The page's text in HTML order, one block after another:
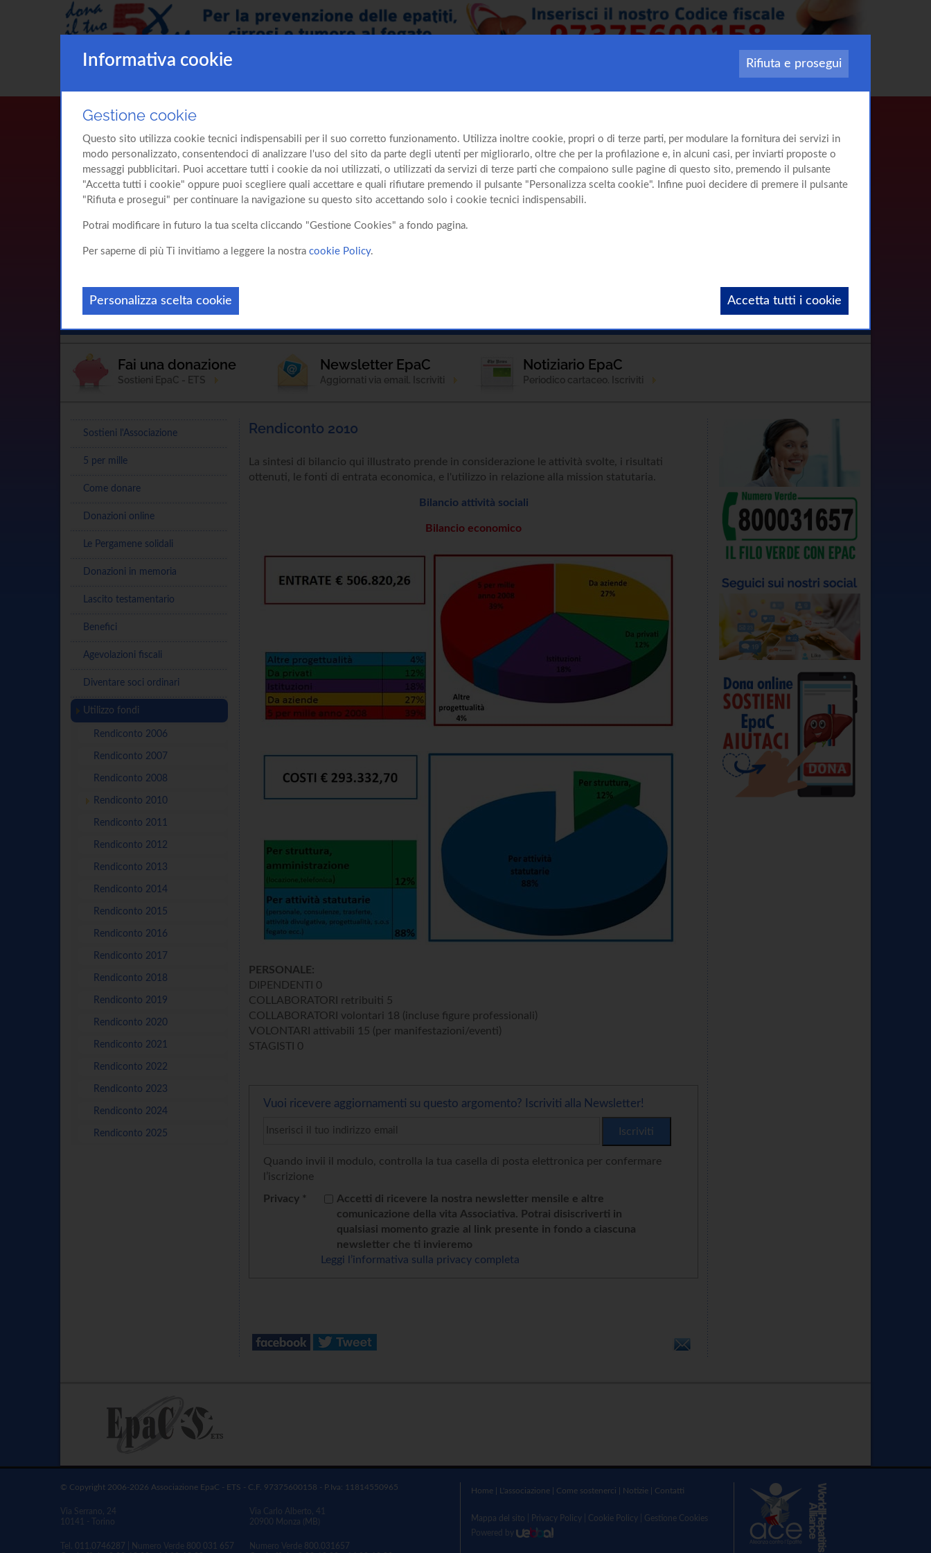
Fai una donazione
Sostieni EpaC - ETS
Newsletter EpaC
Aggiornati via email. Iscriviti
Notiziario EpaC
Periodico cartaceo. Iscriviti
Sostieni l'Associazione
5 per mille
Come donare
Donazioni online
Le Pergamene solidali
Donazioni in memoria
Lascito testamentario
Benefici
Agevolazioni fiscali
Diventare soci ordinari
Utilizzo fondi
Rendiconto 2006
Rendiconto 2007
Rendiconto 2008
Rendiconto 2010
Rendiconto 2011
Rendiconto 2012
Rendiconto 2013
Rendiconto 2014
Rendiconto 2015
Rendiconto 2016
Rendiconto 2017
Rendiconto 2018
Rendiconto 2019
Rendiconto 2020
Rendiconto 2021
Rendiconto 2022
Rendiconto 2023
Rendiconto 2024
Rendiconto 2025
Rendiconto 2010
La sintesi di bilancio qui illustrato prende in considerazione le attività svolte, i risultati
ottenuti, le fonti di entrata economica, e l'utilizzo in relazione alla mission statutaria.
Bilancio attività sociali
Bilancio economico
PERSONALE:
DIPENDENTI 0
COLLABORATORI retribuiti 5
COLLABORATORI volontari 18 (incluse figure professionali)
VOLONTARI attivabili 15 (per manifestazioni/eventi)
STAGISTI 0
Vuoi ricevere aggiornamenti su questo argomento? Iscriviti alla Newsletter!
Quando invii il modulo, controlla la tua casella di posta elettronica per confermare
l’iscrizione
Privacy *
Accetti di ricevere la nostra newsletter mensile e altre
comunicazione della vita Associativa. Potrai disiscriverti in
qualsiasi momento grazie al link presente in fondo a ciascuna
newsletter che ti invieremo
Leggi l’informativa sulla privacy completa
© Copyright 2006-2026 Associazione EpaC - ETS - C.F. 97375600158 - P.Iva: 11814550965
Via Serrano, 24
10141 - Torino
Tel. 011.0746287 | Numero Verde 800 031 657
Via Carlo Alberto, 41
20900 Monza (MB)
Numero Verde 800.031657
Home| L'associazione| Come sostenerci Notizie| Contatti
Mappa del sito Privacy Policy| Cookie Policy|
Gestione Cookies
Powered by
Informativa cookie Rifiuta e prosegui
Gestione cookie
Questo sito utilizza cookie tecnici indispensabili per il suo corretto funzionamento. Utilizza inoltre cookie, propri o di terze parti, per modulare la fornitura dei servizi in
modo personalizzato, consentendoci di analizzare l'uso del sito da parte degli utenti per migliorarlo, oltre che per la profilazione e, in alcuni casi, per inviarti proposte o
messaggi pubblicitari. Puoi accettare tutti i cookie da noi utilizzati, o utilizzati da servizi di terze parti che compaiono sulle pagine di questo sito, premendo il pulsante
"Accetta tutti i cookie" oppure puoi scegliere quali accettare e quali rifiutare premendo il pulsante "Personalizza scelta cookie". Infine puoi decidere di premere il pulsante
"Rifiuta e prosegui" per continuare la navigazione su questo sito accettando solo i cookie tecnici indispensabili.
Potrai modificare in futuro la tua scelta cliccando "Gestione Cookies" a fondo pagina.
Per saperne di più Ti invitiamo a leggere la nostra cookie Policy.
Personalizza scelta cookie Accetta tutti i cookie